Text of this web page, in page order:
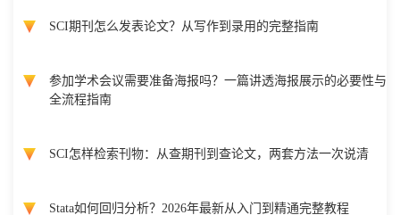
SCI期刊怎么发表论文？从写作到录用的完整指南
参加学术会议需要准备海报吗？一篇讲透海报展示的必要性与
全流程指南
SCI怎样检索刊物：从查期刊到查论文，两套方法一次说清
Stata如何回归分析？2026年最新从入门到精通完整教程